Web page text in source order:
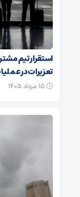
استقرار تیم
تعزیرات در